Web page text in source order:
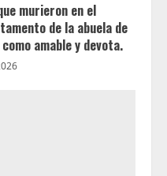
murieron en el
de la abuela de
amable y devota.